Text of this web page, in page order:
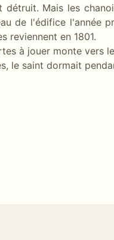
détruit. Mais les
de l'édifice l'année
reviennent en 1801.
à jouer monte vers
le saint dormait